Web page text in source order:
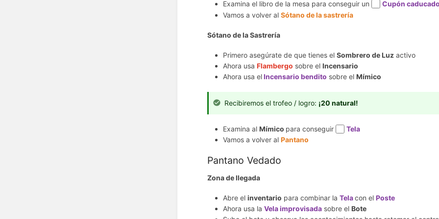
Examina el libro de la mesa para conseguir un
Cupón
Vamos a volver alSótano de la sastrería
Sótano de la Sastrería
Primero asegúrate de que tienes elSombrero de Luz activo
Ahora usaFlambergo sobre el Incensario
Ahora usa elIncensario bendito sobre el Mímico
Recibiremos el trofeo / logro: ¡20 natural!
Examina al Mímico para conseguir
Tela
Vamos a volver alPantano
Pantano Vedado
Zona de llegada
Abre elinventario para combinar laTelacon elPoste
Ahora usa laVela improvisada sobre el Bote